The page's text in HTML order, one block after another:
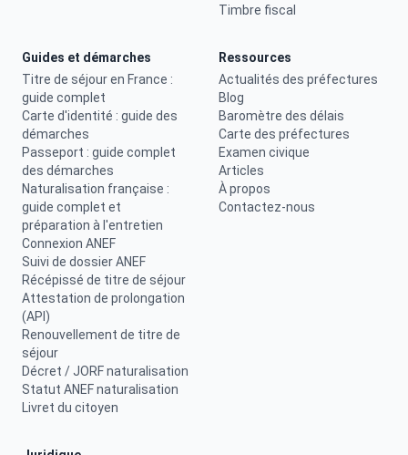
Timbre fiscal
Guides et démarches
Titre de séjour en France :
guide complet
Carte d'identité : guide des
démarches
Passeport : guide complet
des démarches
Naturalisation française :
guide complet et
préparation à l'entretien
Connexion ANEF
Suivi de dossier ANEF
Récépissé de titre de séjour
Attestation de prolongation
(API)
Renouvellement de titre de
séjour
Décret / JORF naturalisation
Statut ANEF naturalisation
Livret du citoyen
Ressources
Actualités des préfectures
Blog
Baromètre des délais
Carte des préfectures
Examen civique
Articles
À propos
Contactez-nous